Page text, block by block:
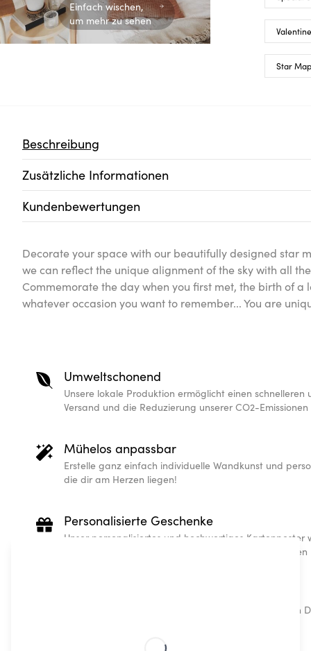
Einfach wischen,
um mehr zu sehen
Star Map
Beschreibung
Zusätzliche Informationen
Kundenbewertungen
Decorate your space with our beautifully designed star
we can reflect the unique alignment of the sky with all
Commemorate the day when you first met, the birth of a
whatever occasion you want to remember... You are
Umweltschonend
Unsere lokale Produktion ermöglicht einen
Versand und die Reduzierung unserer CO2-Emissionen
Mühelos anpassbar
Erstelle ganz einfach individuelle Wandkunst und
die dir am Herzen liegen!
Personalisierte Geschenke
Unser personalisiertes und hochwertiges
Geschenk, das garantiert gut ankommt und ein
Unsere trendigen und hochwertigen skandinavischen